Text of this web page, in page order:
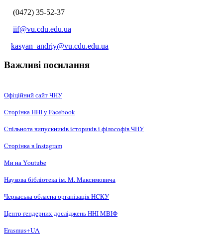
(0472) 35-52-37
iif@vu.cdu.edu.ua
kasyan_andriy@vu.cdu.edu.ua
Важливі посилання
Офіційний сайт ЧНУ
Сторінка ННІ у Facebook
Спільнота випускників істориків і філософів ЧНУ
Сторінка в Instagram
Ми на Youtube
Наукова бібліотека ім. М. Максимовича
Черкаська обласна організація НCКУ
Центр ґендерних досліджень ННІ МВІФ
Erasmus+UA